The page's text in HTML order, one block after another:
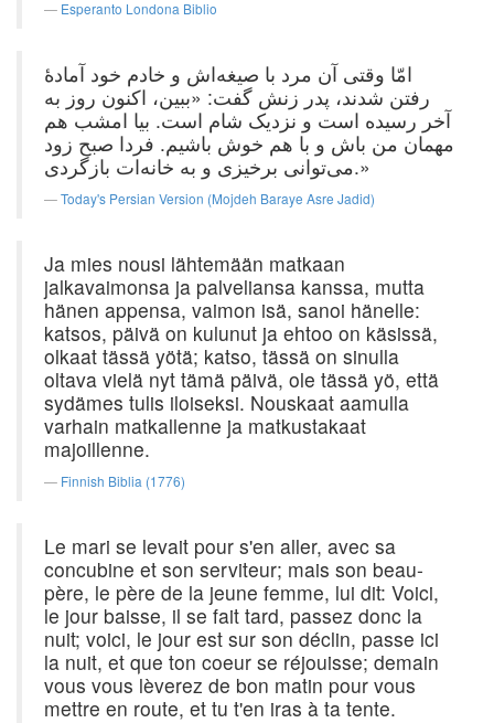
Esperanto Londona Biblio
امّا وقتی آن مرد با صیغه‌اش و خادم خود آمادهٔ
رفتن شدند، پدر زنش گفت: «ببین، اکنون روز به
آخر رسیده است و نزدیک شام است. بیا امشب هم
مهمان من باش و با هم خوش باشیم. فردا صبح زود
می‌توانی برخیزی و به خانه‌ات بازگردی.»
Today's Persian Version (Mojdeh Baraye Asre Jadid)
Ja mies nousi lähtemään matkaan
jalkavaimonsa ja palveliansa kanssa, mutta
hänen appensa, vaimon isä, sanoi hänelle:
katsos, päivä on kulunut ja ehtoo on käsissä,
olkaat tässä yötä; katso, tässä on sinulla
oltava vielä nyt tämä päivä, ole tässä yö, että
sydämes tulis iloiseksi. Nouskaat aamulla
varhain matkallenne ja matkustakaat
majoillenne.
Finnish Biblia (1776)
Le mari se levait pour s'en aller, avec sa
concubine et son serviteur; mais son beau-
père, le père de la jeune femme, lui dit: Voici,
le jour baisse, il se fait tard, passez donc la
nuit; voici, le jour est sur son déclin, passe ici
la nuit, et que ton coeur se réjouisse; demain
vous vous lèverez de bon matin pour vous
mettre en route, et tu t'en iras à ta tente.